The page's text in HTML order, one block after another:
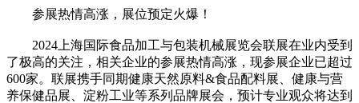
参展热情高涨，展位预定火爆！
2024上海国际食品加工与包装机械展览会联展在业内受到
了极高的关注，相关企业的参展热情高涨，现参展企业已超过
600家。联展携手同期健康天然原料&食品配料展、健康与营
养保健品展、淀粉工业等系列品牌展会，预计专业观众将达到